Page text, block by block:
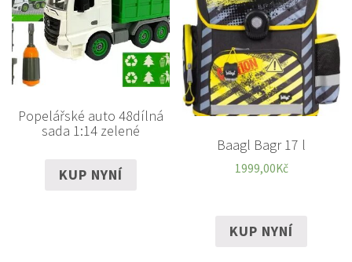
Popelářské auto 48dílná
sada 1:14 zelené
KUP NYNÍ
Baagl Bagr 17 l
1999,00Kč
KUP NYNÍ